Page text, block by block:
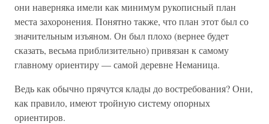
они наверняка имели как минимум рукописный план
места захоронения. Понятно также, что план этот был со
значительным изъяном. Он был плохо (вернее будет
сказать, весьма приблизительно) привязан к самому
главному ориентиру — самой деревне Неманица.
Ведь как обычно прячутся клады до востребования? Они,
как правило, имеют тройную систему опорных
ориентиров.